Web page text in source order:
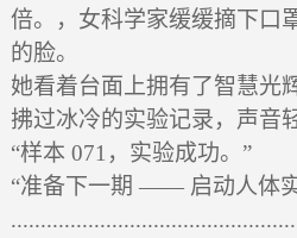
倍。，女科学家缓缓摘下口
的脸。
她看着台面上拥有了智慧光
拂过冰冷的实验记录，声音
“样本 071，实验成功。”
“准备下一期 —— 启动人体